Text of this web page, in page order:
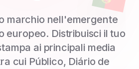
marchio nell'emergente
europeo. Distribuisci il tuo
ai principali media
cui Público, Diário de